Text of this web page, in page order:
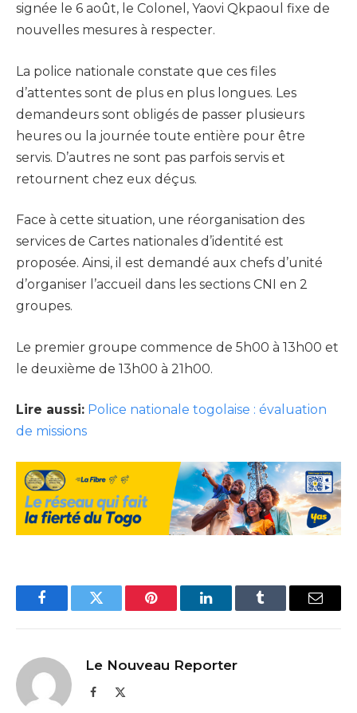
signée le 6 août, le Colonel, Yaovi Qkpaoul fixe de
nouvelles mesures à respecter.
La police nationale constate que ces files
d’attentes sont de plus en plus longues. Les
demandeurs sont obligés de passer plusieurs
heures ou la journée toute entière pour être
servis. D’autres ne sont pas parfois servis et
retournent chez eux déçus.
Face à cette situation, une réorganisation des
services de Cartes nationales d’identité est
proposée. Ainsi, il est demandé aux chefs d’unité
d’organiser l’accueil dans les sections CNI en 2
groupes.
Le premier groupe commence de 5h00 à 13h00 et
le deuxième de 13h00 à 21h00.
Lire aussi: Police nationale togolaise : évaluation
de missions
FacebookTwitter Pinterest LinkedInTumblr Email
Le Nouveau Reporter
Facebook